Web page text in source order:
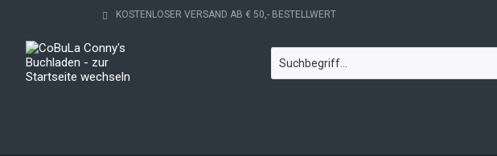
KOSTENLOSER VERSAND AB € 50,- BESTELLWERT